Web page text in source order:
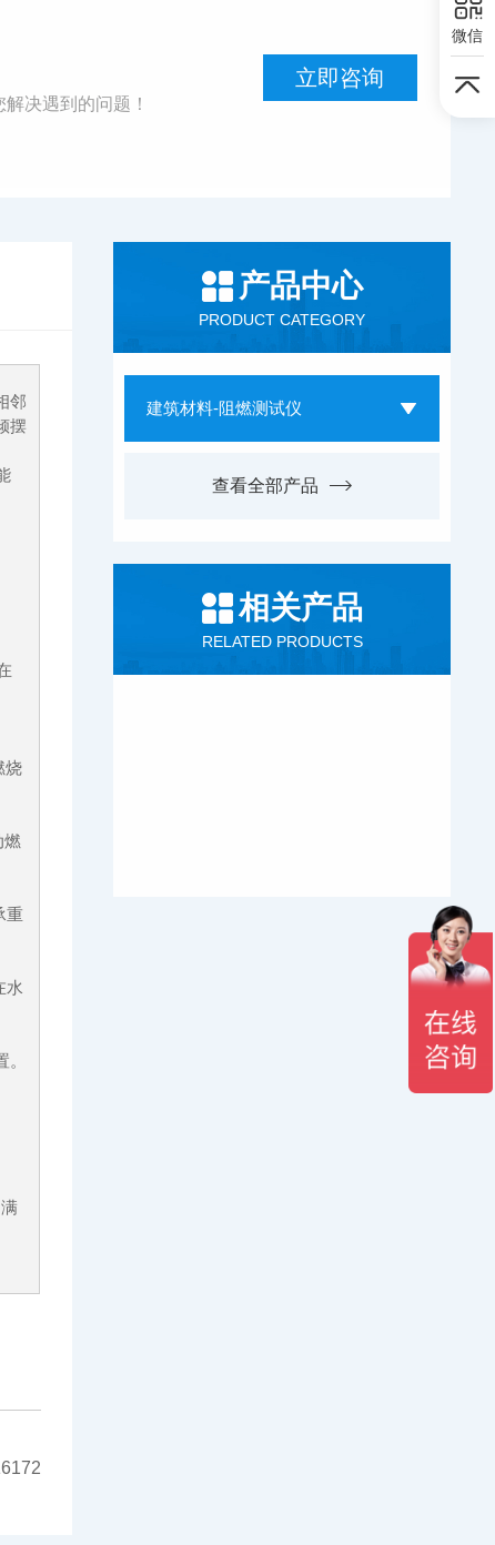
决遇到的问题！
立即咨询
产品中心
PRODUCT CATEGORY
建筑材料-阻燃测试仪
查看全部产品
相关产品
RELATED PRODUCTS
邻
摆
烧
燃
重
水
微信